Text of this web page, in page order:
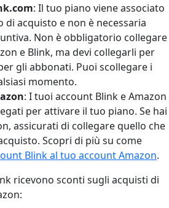
: Il tuo piano viene associato
di acquisto e non è necessaria
Non è obbligatorio collegare
e Blink, ma devi collegarli per
gli abbonati. Puoi scollegare i
momento.
: I tuoi account Blink e Amazon
per attivare il tuo piano. Se hai
assicurati di collegare quello che
Scopri di più su come
Blink al tuo account Amazon.
ricevono sconti sugli acquisti di